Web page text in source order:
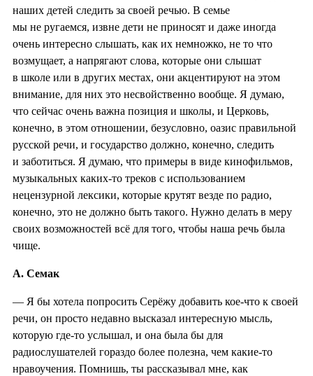
наших детей следить за своей речью. В семье
мы не ругаемся, извне дети не приносят и даже иногда
очень интересно слышать, как их немножко, не то что
возмущает, а напрягают слова, которые они слышат
в школе или в других местах, они акцентируют на этом
внимание, для них это несвойственно вообще. Я думаю,
что сейчас очень важна позиция и школы, и Церковь,
конечно, в этом отношении, безусловно, оазис правильной
русской речи, и государство должно, конечно, следить
и заботиться. Я думаю, что примеры в виде кинофильмов,
музыкальных каких-то треков с использованием
нецензурной лексики, которые крутят везде по радио,
конечно, это не должно быть такого. Нужно делать в меру
своих возможностей всё для того, чтобы наша речь была
чище.
А. Семак
— Я бы хотела попросить Серёжу добавить кое-что к своей
речи, он просто недавно высказал интересную мысль,
которую где-то услышал, и она была бы для
радиослушателей гораздо более полезна, чем какие-то
нравоучения. Помнишь, ты рассказывал мне, как